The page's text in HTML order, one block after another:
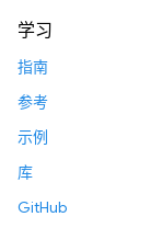
学习
指南
参考
示例
库
GitHub